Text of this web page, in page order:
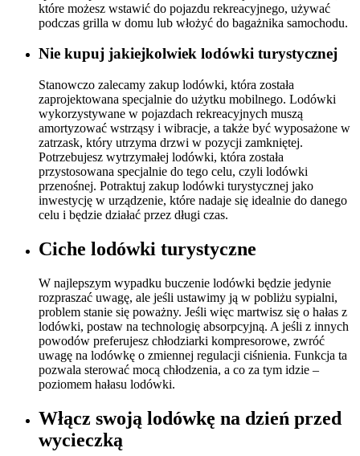
które możesz wstawić do pojazdu rekreacyjnego, używać
podczas grilla w domu lub włożyć do bagażnika samochodu.
Nie kupuj jakiejkolwiek lodówki turystycznej
Stanowczo zalecamy zakup lodówki, która została
zaprojektowana specjalnie do użytku mobilnego. Lodówki
wykorzystywane w pojazdach rekreacyjnych muszą
amortyzować wstrząsy i wibracje, a także być wyposażone w
zatrzask, który utrzyma drzwi w pozycji zamkniętej.
Potrzebujesz wytrzymałej lodówki, która została
przystosowana specjalnie do tego celu, czyli lodówki
przenośnej. Potraktuj zakup lodówki turystycznej jako
inwestycję w urządzenie, które nadaje się idealnie do danego
celu i będzie działać przez długi czas.
Ciche lodówki turystyczne
W najlepszym wypadku buczenie lodówki będzie jedynie
rozpraszać uwagę, ale jeśli ustawimy ją w pobliżu sypialni,
problem stanie się poważny. Jeśli więc martwisz się o hałas z
lodówki, postaw na technologię absorpcyjną. A jeśli z innych
powodów preferujesz chłodziarki kompresorowe, zwróć
uwagę na lodówkę o zmiennej regulacji ciśnienia. Funkcja ta
pozwala sterować mocą chłodzenia, a co za tym idzie –
poziomem hałasu lodówki.
Włącz swoją lodówkę na dzień przed
wycieczką